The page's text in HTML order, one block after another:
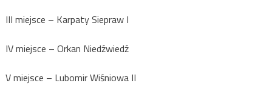
III miejsce – Karpaty Siepraw I
IV miejsce – Orkan Niedźwiedź
V miejsce – Lubomir Wiśniowa II